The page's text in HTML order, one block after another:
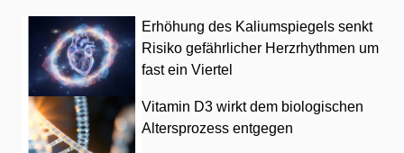
Erhöhung des Kaliumspiegels senkt
Risiko gefährlicher Herzrhythmen um
fast ein Viertel
Vitamin D3 wirkt dem biologischen
Altersprozess entgegen